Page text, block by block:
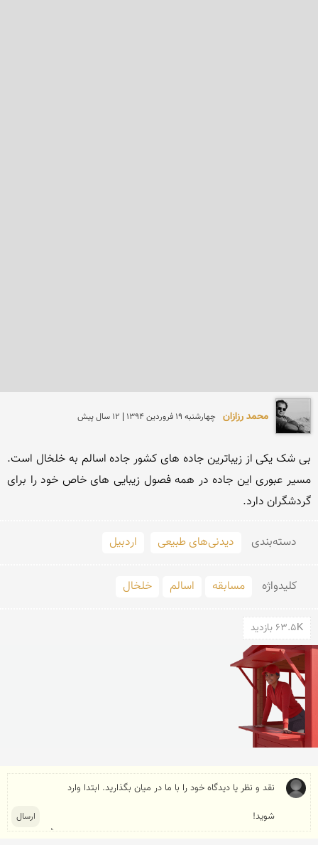
محمد رزازان چهارشنبه 19 فروردين 1394 | 12 سال پیش
گردشگران دارد.
دسته‌بندی دیدنی‌های طبیعی اردبیل
کلید‌واژه مسابقه اسالم خلخال
63.5K بازدید